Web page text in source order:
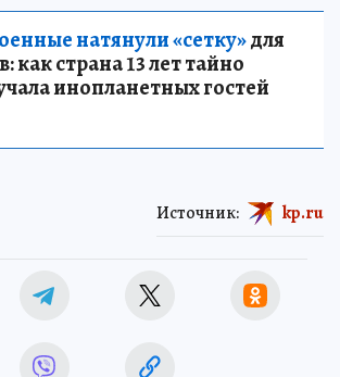
натянули «сетку»для
как страна 13 лет тайно
инопланетных гостей
Источник: kp.ru